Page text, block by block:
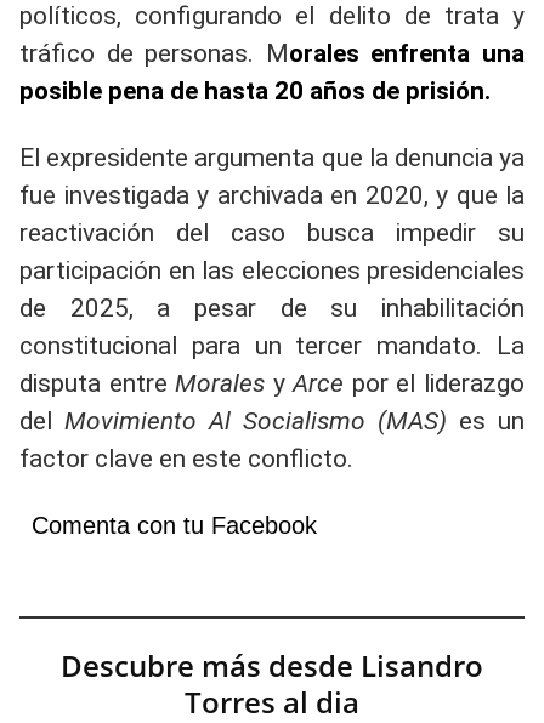
políticos, configurando el delito de trata y
tráfico de personas. Morales enfrenta una
posible pena de hasta 20 años de prisión.
El expresidente argumenta que la denuncia ya
fue investigada y archivada en 2020, y que la
reactivación del caso busca impedir su
participación en las elecciones presidenciales
de 2025, a pesar de su inhabilitación
constitucional para un tercer mandato. La
disputa entreMorales yArce por el liderazgo
del Movimiento Al Socialismo (MAS) es un
factor clave en este conflicto.
Comenta con tu Facebook
Descubre más desde Lisandro
Torres al dia